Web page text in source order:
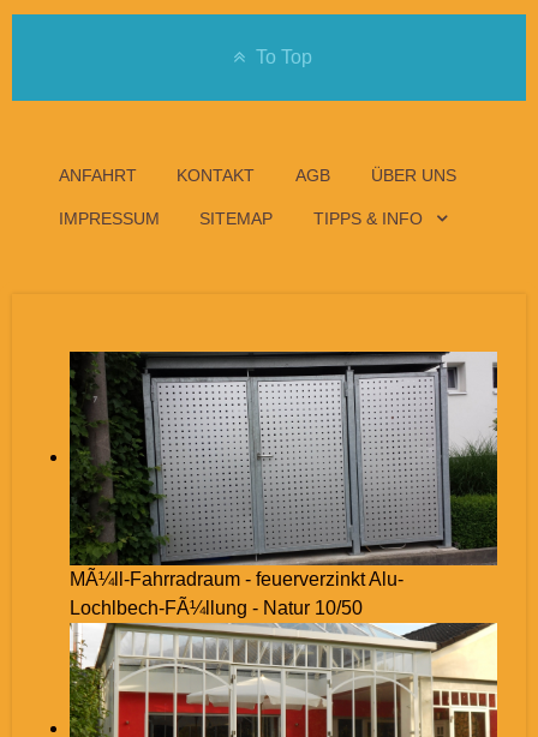
To Top
ANFAHRT KONTAKT AGB ÜBER UNS
IMPRESSUM SITEMAP TIPPS & INFO
MÃ¼ll-Fahrradraum - feuerverzinkt Alu-
Lochlbech-FÃ¼llung - Natur 10/50